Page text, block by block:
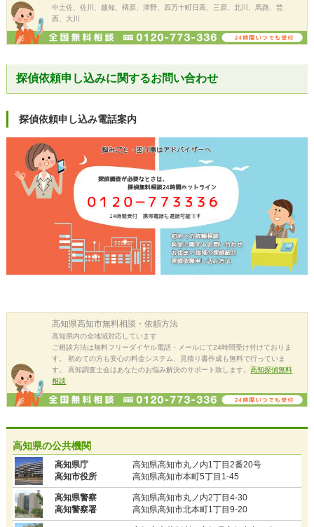
中土佐、佐川、越知、檮原、津野、四万十町日高、三原、北川、馬路、芸
西、大川
探偵依頼申し込みに関するお問い合わせ
探偵依頼申し込み電話案内
高知県高知市無料相談・依頼方法
高知県内の全地域対応しています
ご相談方法は無料フリーダイヤル電話・メールにて24時間受け付けておりま
す。 初めての方も安心の料金システム、見積り書作成も無料で行っていま
す。 高知調査士会はあなたのお悩み解決のサポート致します。高知探偵無料
相談
高知県の公共機関
高知県庁
高知市役所
高知県高知市丸ノ内1丁目2番20号
高知県高知市本町5丁目1-45
高知県警察
高知警察署
高知県高知市丸ノ内2丁目4-30
高知県高知市北本町1丁目9-20